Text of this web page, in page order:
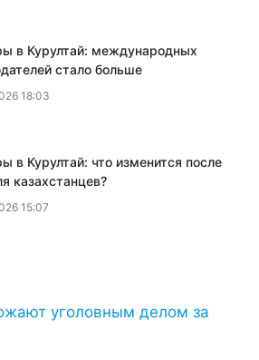
в Курултай: международных
стало больше
18:03
в Курултай: что изменится после
казахстанцев?
15:07
уголовным делом за